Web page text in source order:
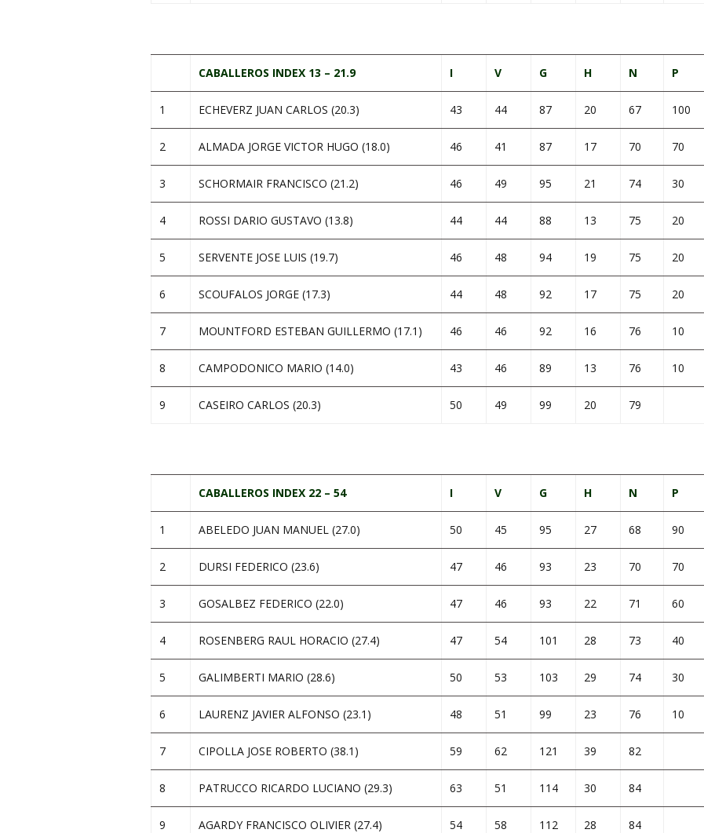
CABALLEROS INDEX 13 – 21.9 I V G H N P
1 ECHEVERZ JUAN CARLOS (20.3) 43 44 87 20 67 100
2 ALMADA JORGE VICTOR HUGO (18.0) 46 41 87 17 70 70
3 SCHORMAIR FRANCISCO (21.2) 46 49 95 21 74 30
4 ROSSI DARIO GUSTAVO (13.8) 44 44 88 13 75 20
5 SERVENTE JOSE LUIS (19.7) 46 48 94 19 75 20
6 SCOUFALOS JORGE (17.3) 44 48 92 17 75 20
7 MOUNTFORD ESTEBAN GUILLERMO (17.1) 46 46 92 16 76 10
8 CAMPODONICO MARIO (14.0) 43 46 89 13 76 10
9 CASEIRO CARLOS (20.3) 50 49 99 20 79
CABALLEROS INDEX 22 – 54 I V G H N P
1 ABELEDO JUAN MANUEL (27.0) 50 45 95 27 68 90
2 DURSI FEDERICO (23.6) 47 46 93 23 70 70
3 GOSALBEZ FEDERICO (22.0) 47 46 93 22 71 60
4 ROSENBERG RAUL HORACIO (27.4) 47 54 101 28 73 40
5 GALIMBERTI MARIO (28.6) 50 53 103 29 74 30
6 LAURENZ JAVIER ALFONSO (23.1) 48 51 99 23 76 10
7 CIPOLLA JOSE ROBERTO (38.1) 59 62 121 39 82
8 PATRUCCO RICARDO LUCIANO (29.3) 63 51 114 30 84
9 AGARDY FRANCISCO OLIVIER (27.4) 54 58 112 28 84